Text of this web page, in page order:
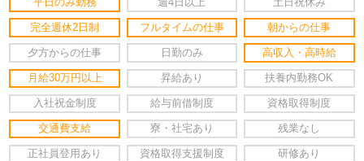
平日のみ勤務 週4日以上 土日祝休み
完全週休2日制 フルタイムの仕事 朝からの仕事
夕方からの仕事 日勤のみ 高収入・高時給
月給30万円以上 昇給あり 扶養内勤務OK
入社祝金制度 給与前借制度 資格取得制度
交通費支給 寮・社宅あり 残業なし
正社員登用あり 資格取得支援制度 研修あり